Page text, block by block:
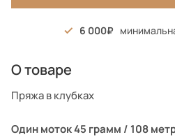
6 000
О товаре
Пряжа в клубках
Один моток 45 грамм / 108